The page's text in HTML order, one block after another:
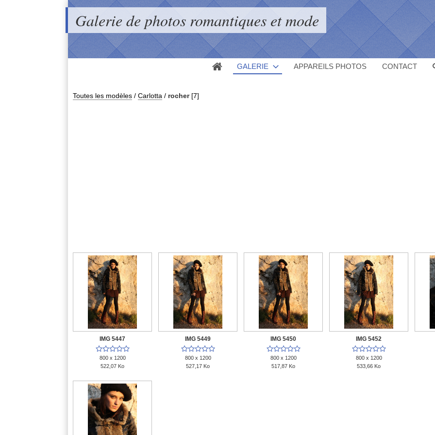
Galerie de photos romantiques et mode
GALERIE APPAREILS PHOTOS CONTACT
Toutes les modèles / Carlotta / rocher [7]
IMG 5447

800 x 1200
522,07 Ko
IMG 5449

800 x 1200
527,17 Ko
IMG 5450

800 x 1200
517,87 Ko
IMG 5452

800 x 1200
533,66 Ko